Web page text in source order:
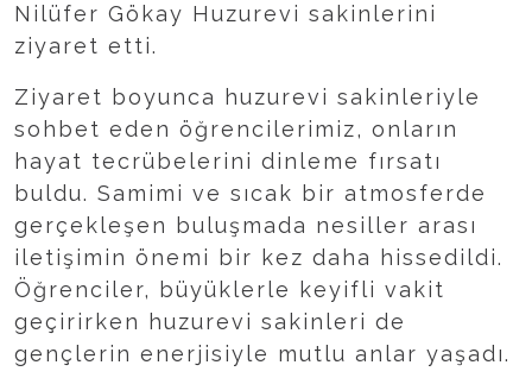
Nilüfer Gökay Huzurevi sakinlerini
ziyaret etti.
Ziyaret boyunca huzurevi sakinleriyle
sohbet eden öğrencilerimiz, onların
hayat tecrübelerini dinleme fırsatı
buldu. Samimi ve sıcak bir atmosferde
gerçekleşen buluşmada nesiller arası
iletişimin önemi bir kez daha hissedildi.
Öğrenciler, büyüklerle keyifli vakit
geçirirken huzurevi sakinleri de
gençlerin enerjisiyle mutlu anlar yaşadı.